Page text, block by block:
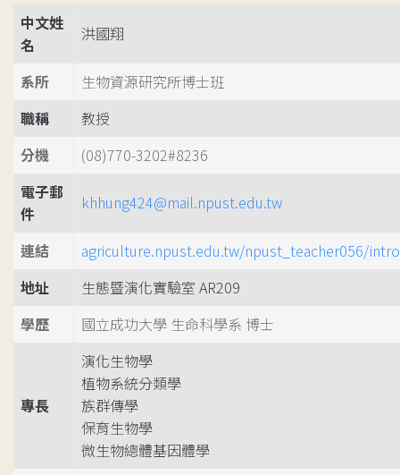
中文姓
名
洪國翔
系所
生物資源研究所博士班
職稱
教授
分機
(08)770-3202#8236
電子郵
件
khhung424@mail.npust.edu.tw
連結
agriculture.npust.edu.tw/npust_teacher056/intro
地址
生態暨演化實驗室 AR209
學歷
國立成功大學 生命科學系 博士
專長
演化生物學
植物系統分類學
族群傳學
保育生物學
微生物總體基因體學